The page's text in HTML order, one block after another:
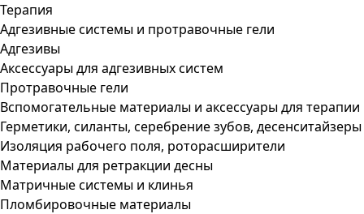
Терапия
Адгезивные системы и протравочные гели
Адгезивы
Аксессуары для адгезивных систем
Протравочные гели
Вспомогательные материалы и аксессуары для терапии
Герметики, силанты, серебрение зубов, десенситайзеры
Изоляция рабочего поля, роторасширители
Материалы для ретракции десны
Матричные системы и клинья
Пломбировочные материалы